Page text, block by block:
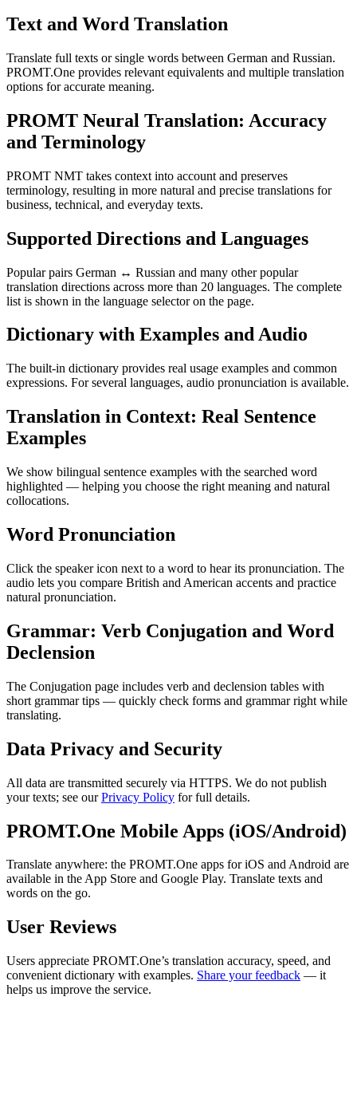
Text and Word Translation
Translate full texts or single words between German and Russian.
PROMT.One provides relevant equivalents and multiple translation
options for accurate meaning.
PROMT Neural Translation: Accuracy
and Terminology
PROMT NMT takes context into account and preserves
terminology, resulting in more natural and precise translations for
business, technical, and everyday texts.
Supported Directions and Languages
Popular pairs German ↔ Russian and many other popular
translation directions across more than 20 languages. The complete
list is shown in the language selector on the page.
Dictionary with Examples and Audio
The built-in dictionary provides real usage examples and common
expressions. For several languages, audio pronunciation is available.
Translation in Context: Real Sentence
Examples
We show bilingual sentence examples with the searched word
highlighted — helping you choose the right meaning and natural
collocations.
Word Pronunciation
Click the speaker icon next to a word to hear its pronunciation. The
audio lets you compare British and American accents and practice
natural pronunciation.
Grammar: Verb Conjugation and Word
Declension
The Conjugation page includes verb and declension tables with
short grammar tips — quickly check forms and grammar right while
translating.
Data Privacy and Security
All data are transmitted securely via HTTPS. We do not publish
your texts; see ourPrivacy Policy for full details.
PROMT.One Mobile Apps (iOS/Android)
Translate anywhere: the PROMT.One apps for iOS and Android are
available in the App Store and Google Play. Translate texts and
words on the go.
User Reviews
Users appreciate PROMT.One’s translation accuracy, speed, and
convenient dictionary with examples. Share your feedback — it
helps us improve the service.